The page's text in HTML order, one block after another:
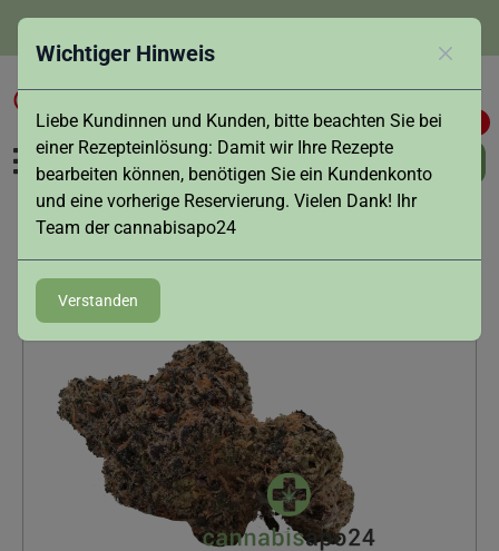
Wichtiger Hinweis
Liebe Kundinnen und Kunden, bitte beachten Sie bei
einer Rezepteinlösung: Damit wir Ihre Rezepte
bearbeiten können, benötigen Sie ein Kundenkonto
und eine vorherige Reservierung. Vielen Dank! Ihr
Team der cannabisapo24
Verstanden
0
Zurück